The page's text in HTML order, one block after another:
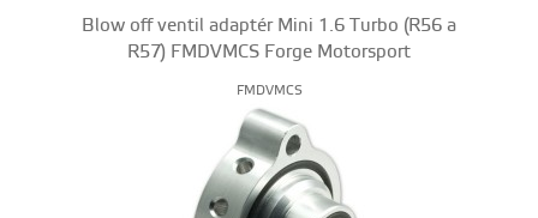
Blow off ventil adaptér Mini 1.6 Turbo (R56 a
R57) FMDVMCS Forge Motorsport
FMDVMCS